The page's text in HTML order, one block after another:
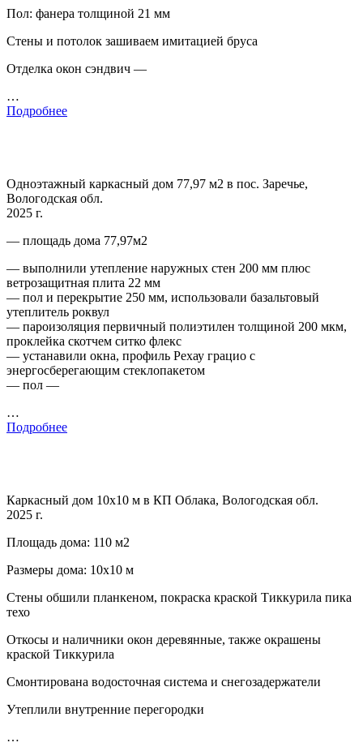
Пол: фанера толщиной 21 мм
Стены и потолок зашиваем имитацией бруса
Отделка окон сэндвич —
…
Подробнее
Одноэтажный каркасный дом 77,97 м2 в пос. Заречье,
Вологодская обл.
2025 г.
— площадь дома 77,97м2
— выполнили утепление наружных стен 200 мм плюс
ветрозащитная плита 22 мм
— пол и перекрытие 250 мм, использовали базальтовый
утеплитель роквул
— пароизоляция первичный полиэтилен толщиной 200 мкм,
проклейка скотчем ситко флекс
— устанавили окна, профиль Рехау грацио с
энергосберегающим стеклопакетом
— пол —
…
Подробнее
Каркасный дом 10х10 м в КП Облака, Вологодская обл.
2025 г.
Площадь дома: 110 м2
Размеры дома: 10х10 м
Стены обшили планкеном, покраска краской Тиккурила пика
техо
Откосы и наличники окон деревянные, также окрашены
краской Тиккурила
Смонтирована водосточная система и снегозадержатели
Утеплили внутренние перегородки
…